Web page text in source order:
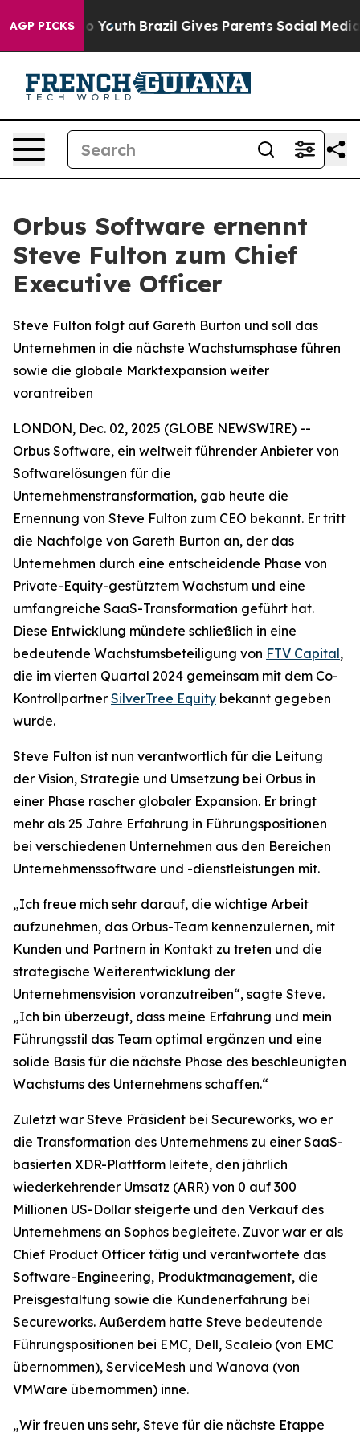
AGP PICKSto Youth Brazil Gives Parents Social Media
Orbus Software ernennt
Steve Fulton zum Chief
Executive Officer
Steve Fulton folgt auf Gareth Burton und soll das
Unternehmen in die nächste Wachstumsphase führen
sowie die globale Marktexpansion weiter
vorantreiben
LONDON, Dec. 02, 2025 (GLOBE NEWSWIRE) --
Orbus Software, ein weltweit führender Anbieter von
Softwarelösungen für die
Unternehmenstransformation, gab heute die
Ernennung von Steve Fulton zum CEO bekannt. Er tritt
die Nachfolge von Gareth Burton an, der das
Unternehmen durch eine entscheidende Phase von
Private-Equity-gestütztem Wachstum und eine
umfangreiche SaaS-Transformation geführt hat.
Diese Entwicklung mündete schließlich in eine
bedeutende Wachstumsbeteiligung von FTV Capital,
die im vierten Quartal 2024 gemeinsam mit dem Co-
Kontrollpartner SilverTree Equity bekannt gegeben
wurde.
Steve Fulton ist nun verantwortlich für die Leitung
der Vision, Strategie und Umsetzung bei Orbus in
einer Phase rascher globaler Expansion. Er bringt
mehr als 25 Jahre Erfahrung in Führungspositionen
bei verschiedenen Unternehmen aus den Bereichen
Unternehmenssoftware und -dienstleistungen mit.
„Ich freue mich sehr darauf, die wichtige Arbeit
aufzunehmen, das Orbus-Team kennenzulernen, mit
Kunden und Partnern in Kontakt zu treten und die
strategische Weiterentwicklung der
Unternehmensvision voranzutreiben“, sagte Steve.
„Ich bin überzeugt, dass meine Erfahrung und mein
Führungsstil das Team optimal ergänzen und eine
solide Basis für die nächste Phase des beschleunigten
Wachstums des Unternehmens schaffen.“
Zuletzt war Steve Präsident bei Secureworks, wo er
die Transformation des Unternehmens zu einer SaaS-
basierten XDR-Plattform leitete, den jährlich
wiederkehrender Umsatz (ARR) von 0 auf 300
Millionen US-Dollar steigerte und den Verkauf des
Unternehmens an Sophos begleitete. Zuvor war er als
Chief Product Officer tätig und verantwortete das
Software-Engineering, Produktmanagement, die
Preisgestaltung sowie die Kundenerfahrung bei
Secureworks. Außerdem hatte Steve bedeutende
Führungspositionen bei EMC, Dell, Scaleio (von EMC
übernommen), ServiceMesh und Wanova (von
VMWare übernommen) inne.
„Wir freuen uns sehr, Steve für die nächste Etappe